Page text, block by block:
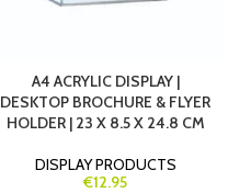
A4 ACRYLIC DISPLAY |
DESKTOP BROCHURE & FLYER
HOLDER | 23 X 8.5 X 24.8 CM
DISPLAY PRODUCTS
€12.95